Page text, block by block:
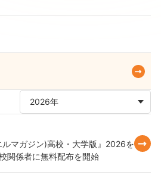
ルマガジン)高校・大学版』2026を
関係者に無料配布を開始